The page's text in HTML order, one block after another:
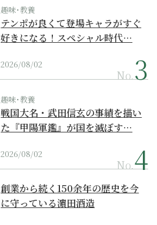
趣味･教養
テンポが良くて登場キャラがすぐ
好きになる！スペシャル時代…
2026/08/02
No.
趣味･教養
戦国大名・武田信玄の事績を描い
た『甲陽軍鑑』が国を滅ぼす…
2026/08/02
No.
創業から続く150余年の歴史を今
に守っている濵田酒造